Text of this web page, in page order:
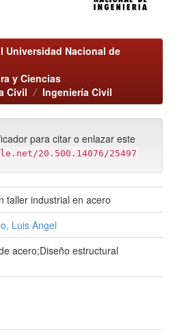
Nacional de
y Ciencias
Civil
Ingeniería Civil
para citar o enlazar este
20.500.14076/25497
taller industrial en acero
Luis Angel
acero;Diseño estructural